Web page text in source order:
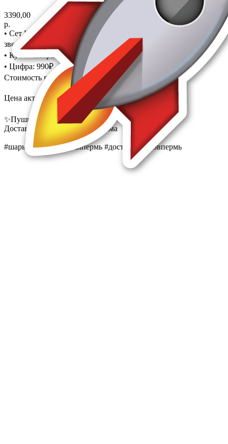
3390,00
р.
• Сет Шаров: 3 шара с рисунком + 2 шара латексных + 2
звезды: 1710₽
• Куб майнкрафт (4 разные стороны): 690₽
• Цифра: 990₽
Стоимость всей композиции на фото: 3390₽
Цена актуальна в день публикации 🪄
✨Пушкина 13, 11:00-21:00
Доставка, любая цветовая гамма
#шарыпермь #шарикипермь #доставкашаровпермь